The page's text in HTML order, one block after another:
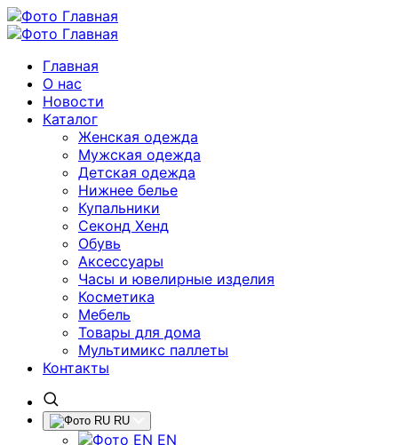
Главная
О нас
Новости
Каталог
Женская одежда
Мужская одежда
Детская одежда
Нижнее белье
Купальники
Секонд Хенд
Обувь
Аксессуары
Часы и ювелирные изделия
Косметика
Мебель
Товары для дома
Мультимикс паллеты
Контакты
RU
EN